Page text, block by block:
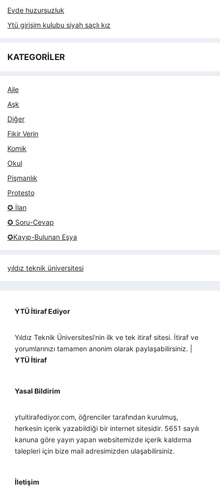
Evde huzursuzluk
Ytü girişim kulubu siyah saçlı kız
KATEGORİLER
Aile
Aşk
Diğer
Fikir Verin
Komik
Okul
Pişmanlık
Protesto
✪ İlan
✪ Soru-Cevap
✪Kayıp-Bulunan Eşya
yıldız teknik üniversitesi
YTÜ İtiraf Ediyor
Yıldız Teknik Üniversitesi'nin ilk ve tek itiraf sitesi. İtiraf ve
yorumlarınızı tamamen anonim olarak paylaşabilirsiniz. |
YTÜ İtiraf
Yasal Bildirim
ytuitirafediyor.com, öğrenciler tarafından kurulmuş,
herkesin içerik yazabildiği bir internet sitesidir. 5651 sayılı
kanuna göre yayın yapan websitemizde içerik kaldırma
talepleri için bize mail adresimizden ulaşabilirsiniz.
İletişim